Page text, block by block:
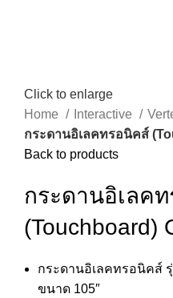
Click to enlarge
Home
Interactive
กระดานอิเลคทรอนิคส์
Back to products
กระดานอิเลค
(Touchboard)
กระดานอิเลคทรอนิคส์ รุ่
ขนาด 105″